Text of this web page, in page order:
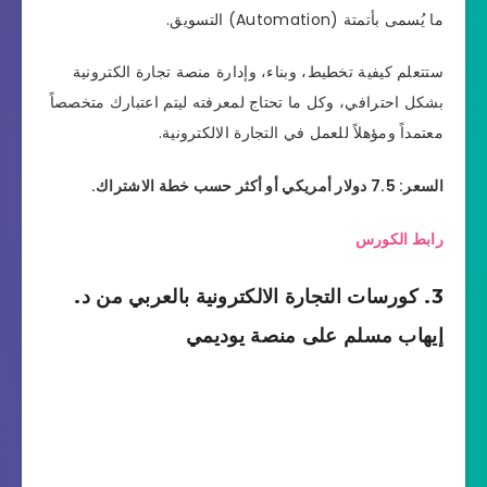
ما يُسمى بأتمتة (Automation) التسويق.
ستتعلم كيفية تخطيط، وبناء، وإدارة منصة تجارة الكترونية
بشكل احترافي، وكل ما تحتاج لمعرفته ليتم اعتبارك متخصصاً
معتمداً ومؤهلاً للعمل في التجارة الالكترونية.
السعر: 7.5 دولار أمريكي أو أكثر حسب خطة الاشتراك.
رابط الكورس
3. كورسات التجارة الالكترونية بالعربي من د.
إيهاب مسلم على منصة يوديمي